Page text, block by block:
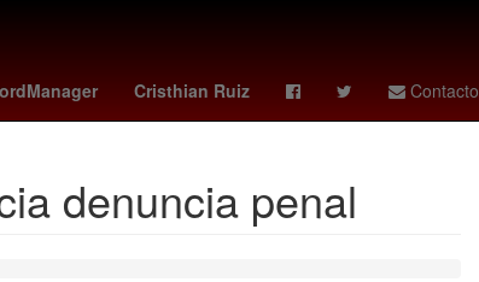
Cristhian Ruiz Contacto
Scotiabank
denuncia penal